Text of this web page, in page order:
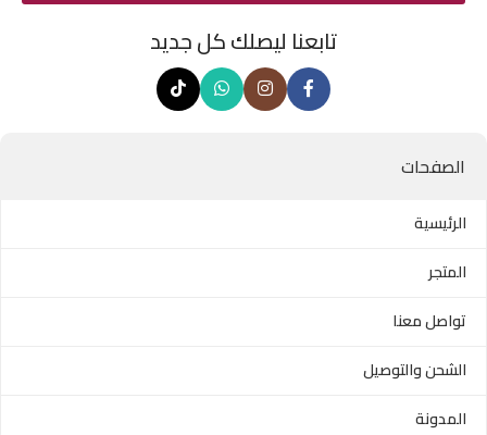
تابعنا ليصلك كل جديد
الصفحات
الرئيسية
المتجر
تواصل معنا
الشحن والتوصيل
المدونة